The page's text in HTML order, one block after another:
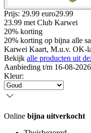
Prijs: 29.99 euro29.99
23.99 met Club Karwei
20% korting
20% korting op bijna alle
Karwei Kaart, M.u.v. OK-
Bekijk alle producten uit
Aanbieding t/m 16-08-2026
Kleur:
Online bijna uitverkocht